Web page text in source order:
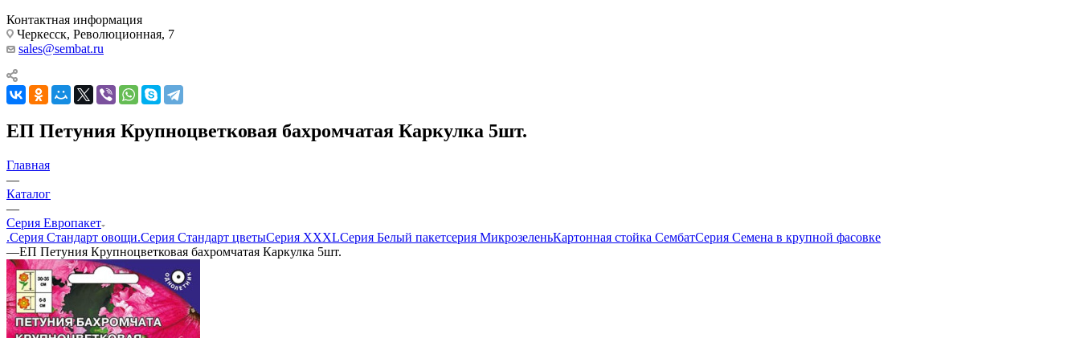
Контактная информация
Черкесск, Революционная, 7
sales@sembat.ru
ЕП Петуния Крупноцветковая бахромчатая Каркулка 5шт.
Главная
—
Каталог
—
Серия Европакет
.Серия Стандарт овощи.Серия Стандарт цветыСерия XXXLСерия Белый пакетсерия МикрозеленьКартонная стойка СембатСерия Семена в крупной фасовке
—ЕП Петуния Крупноцветковая бахромчатая Каркулка 5шт.